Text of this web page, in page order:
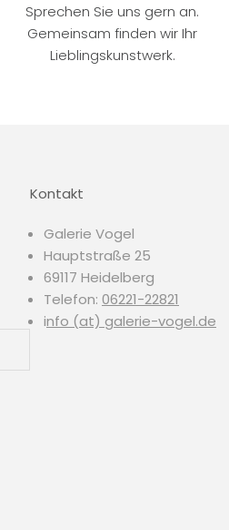
Sprechen Sie uns gern an.
Gemeinsam finden wir Ihr
Lieblingskunstwerk.
Kontakt
Galerie Vogel
Hauptstraße 25
69117 Heidelberg
Telefon: 06221-22821
info (at) galerie-vogel.de